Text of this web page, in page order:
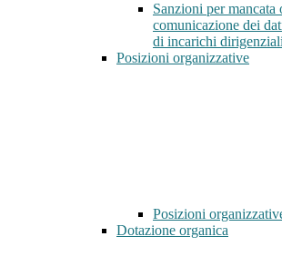
Sanzioni per mancata
comunicazione dei
di incarichi dirigenziali
Posizioni organizzative
Posizioni
Dotazione organica